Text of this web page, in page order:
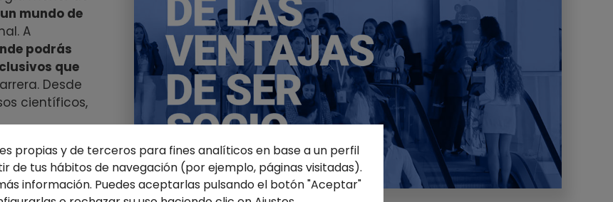
mundo de
A
podrás
que
Desde
científicos,
propias y de terceros para fines analíticos en base a un perfil
de tus hábitos de navegación (por ejemplo, páginas visitadas).
información. Puedes aceptarlas pulsando el botón "Aceptar"